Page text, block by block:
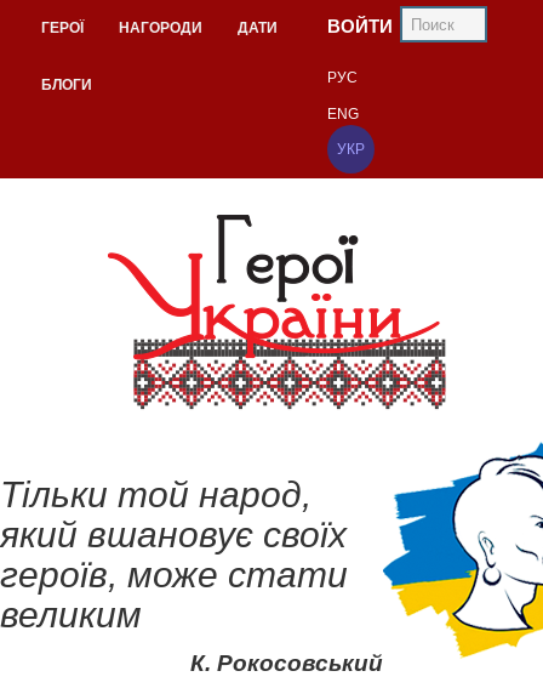
ГЕРОЇ НАГОРОДИ ДАТИ
БЛОГИ
ВОЙТИ
РУС
ENG
УКР
Тільки той народ,
який вшановує своїх
героїв, може стати
великим
К. Рокосовський